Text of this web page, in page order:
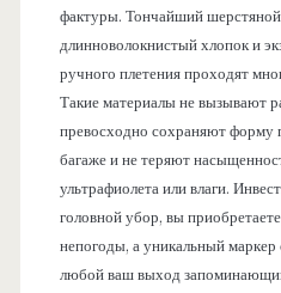
фактуры. Тончайший шерстяной
длинноволокнистый хлопок и
ручного плетения проходят
Такие материалы не вызывают
превосходно сохраняют форму
багаже и не теряют
ультрафиолета или влаги.
головной убор, вы
непогоды, а уникальный маркер
любой ваш выход